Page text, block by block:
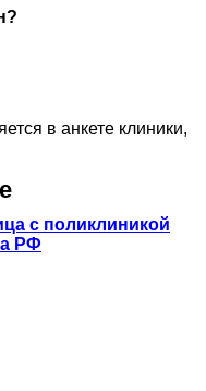
в анкете клиники,
с поликлиникой
РФ